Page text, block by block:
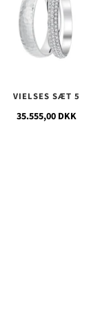
VIELSES SÆT 5
35.555,00 DKK